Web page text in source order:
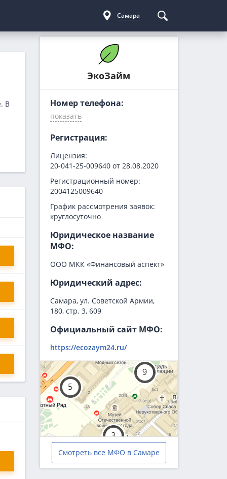
Курсы криптовалют
Курс биткоина
Кредиты для бизнеса
На пополнение ОС
Погашение займов
Купи не копи
МИГ Кредит
Webbankir
Самара
В
ЭкоЗайм
Номер телефона:
Регистрация:
Лицензия:
20-041-25-009640 от 28.08.2020
Регистрационный номер:
2004125009640
График рассмотрения заявок:
круглосуточно
Юридическое название
МФО:
ООО МКК «Финансовый аспект»
Юридический адрес:
Самара, ул. Советской Армии,
180, стр. 3, 609
Официальный сайт МФО:
https://ecozaym24.ru/
Смотреть все МФО в Самаре